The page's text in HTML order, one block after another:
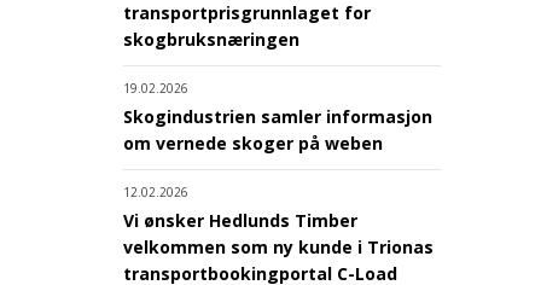
transportprisgrunnlaget for
skogbruksnæringen
19.02.2026
Skogindustrien samler informasjon
om vernede skoger på weben
12.02.2026
Vi ønsker Hedlunds Timber
velkommen som ny kunde i Trionas
transportbookingportal C-Load